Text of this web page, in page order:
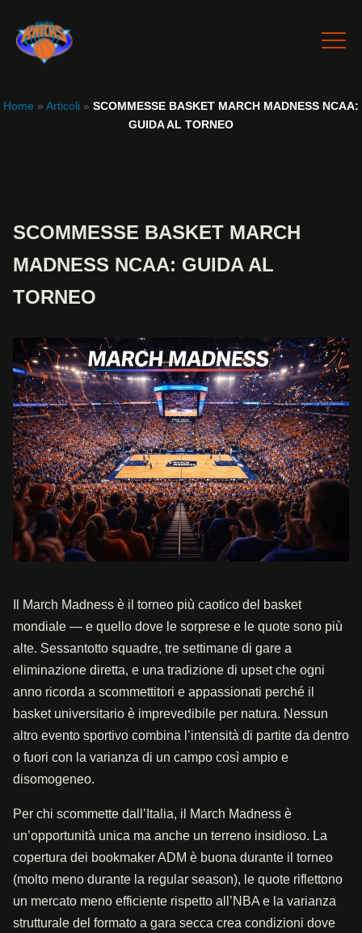
Home » Articoli » SCOMMESSE BASKET MARCH MADNESS NCAA:
GUIDA AL TORNEO
SCOMMESSE BASKET MARCH
MADNESS NCAA: GUIDA AL
TORNEO
Il March Madness è il torneo più caotico del basket
mondiale — e quello dove le sorprese e le quote sono più
alte. Sessantotto squadre, tre settimane di gare a
eliminazione diretta, e una tradizione di upset che ogni
anno ricorda a scommettitori e appassionati perché il
basket universitario è imprevedibile per natura. Nessun
altro evento sportivo combina l’intensità di partite da dentro
o fuori con la varianza di un campo così ampio e
disomogeneo.
Per chi scommette dall’Italia, il March Madness è
un’opportunità unica ma anche un terreno insidioso. La
copertura dei bookmaker ADM è buona durante il torneo
(molto meno durante la regular season), le quote riflettono
un mercato meno efficiente rispetto all’NBA e la varianza
strutturale del formato a gara secca crea condizioni dove